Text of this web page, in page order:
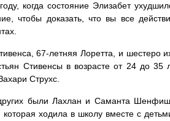
когда состояние Элизабет
чтобы доказать, что вы все
67-летняя Лоретта, и шестеро
Стивенсы в возрасте от 24 до 35
Струхс.
были Лахлан и Саманта
которая ходила в школу вместе с